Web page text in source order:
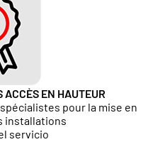
ACCÈS EN HAUTEUR
pour la mise en
installations
servicio